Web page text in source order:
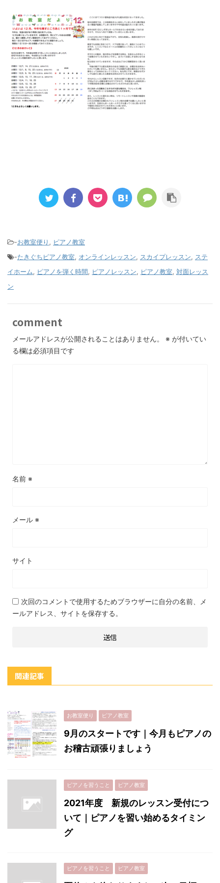
-お教室便り , ピアノ教室
-たきぐちピアノ教室, オンラインレッスン, スカイプレッスン, ステ
イホーム, ピアノを弾く時間, ピアノレッスン, ピアノ教室, 対面レッス
ン
comment
メールアドレスが公開されることはありません。 ※ が付いてい
る欄は必須項目です
名前 ※
メール ※
サイト
次回のコメントで使用するためブラウザーに自分の名前、メ
ールアドレス、サイトを保存する。
関連記事
お教室便り ピアノ教室
9月のスタートです｜今月もピアノの
お稽古頑張りましょう
ピアノを習うこと ピアノ教室
2021年度 新規のレッスン受付につ
いて｜ピアノを習い始めるタイミン
グ
ピアノを習うこと ピアノ教室